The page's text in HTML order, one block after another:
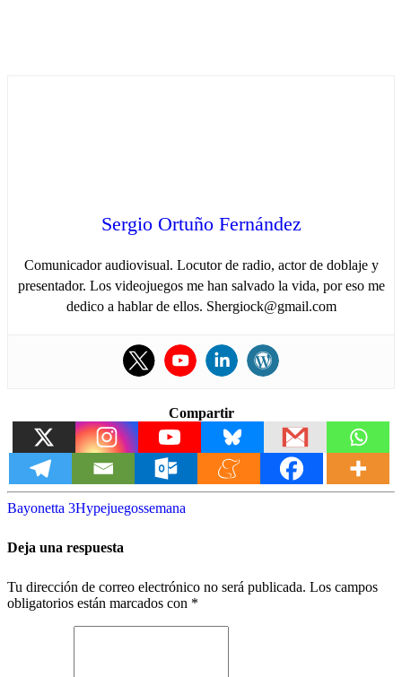
Sergio Ortuño Fernández
Comunicador audiovisual. Locutor de radio, actor de doblaje y
presentador. Los videojuegos me han salvado la vida, por eso me
dedico a hablar de ellos. Shergiock@gmail.com
Compartir
Bayonetta 3Hypejuegossemana
Deja una respuesta
Tu dirección de correo electrónico no será publicada. Los campos
obligatorios están marcados con *